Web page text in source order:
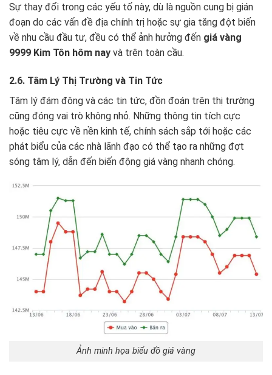
Sự thay đổi trong các yếu tố này, dù là nguồn cung bị gián
đoạn do các vấn đề địa chính trị hoặc sự gia tăng đột biến
về nhu cầu đầu tư, đều có thể ảnh hưởng đến giá vàng
9999 Kim Tôn hôm nay và trên toàn cầu.
2.6. Tâm Lý Thị Trường và Tin Tức
Tâm lý đám đông và các tin tức, đồn đoán trên thị trường
cũng đóng vai trò không nhỏ. Những thông tin tích cực
hoặc tiêu cực về nền kinh tế, chính sách sắp tới hoặc các
phát biểu của các nhà lãnh đạo có thể tạo ra những đợt
sóng tâm lý, dẫn đến biến động giá vàng nhanh chóng.
Ảnh minh họa biểu đồ giá vàng